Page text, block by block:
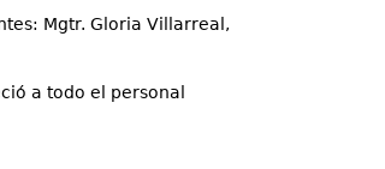
Mgtr. Gloria Villarreal,
a todo el personal